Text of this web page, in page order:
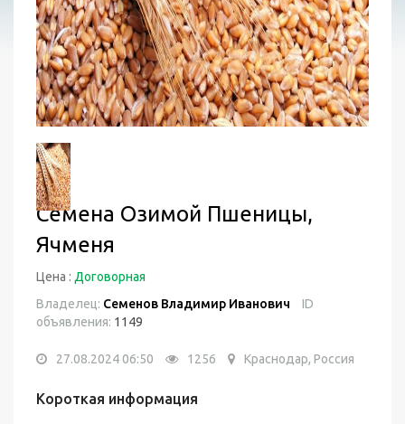
Семена Озимой Пшеницы,
Ячменя
Цена : Договорная
Владелец: Семенов Владимир Иванович
ID
объявления: 1149
27.08.2024 06:50 1256 Краснодар, Россия
Короткая информация